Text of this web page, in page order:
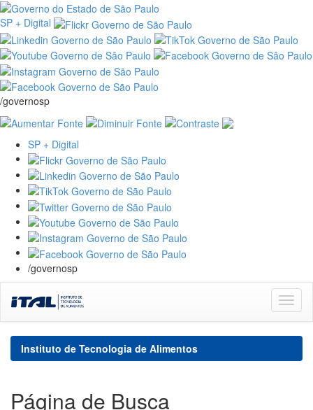
SP + Digital
/governosp
SP + Digital
/governosp
navigation
Instituto de Tecnologia de Alimentos
Página de Busca